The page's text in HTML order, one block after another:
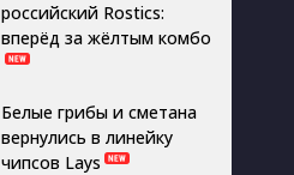
российский Rostics:
вперёд за жёлтым комбо
Белые грибы и сметана
вернулись в линейку
чипсов Lays